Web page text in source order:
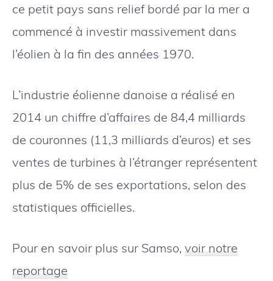
ce petit pays sans relief bordé par la mer a
commencé à investir massivement dans
l’éolien à la fin des années 1970.
L’industrie éolienne danoise a réalisé en
2014 un chiffre d’affaires de 84,4 milliards
de couronnes (11,3 milliards d’euros) et ses
ventes de turbines à l’étranger représentent
plus de 5% de ses exportations, selon des
statistiques officielles.
Pour en savoir plus sur Samso, voir notre
reportage